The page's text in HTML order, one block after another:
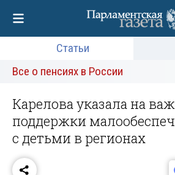
Статьи
Все о пенсиях в России
Карелова указала на
поддержки
с детьми в регионах